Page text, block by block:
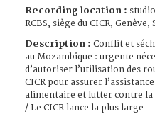
Recording location :
RCBS, siège du CICR, Genève,
Description : Conflit et
au Mozambique : urgente
d’autoriser l’utilisation des
CICR pour assurer l’assistance
alimentaire et lutter contre la
/ Le CICR lance la plus large